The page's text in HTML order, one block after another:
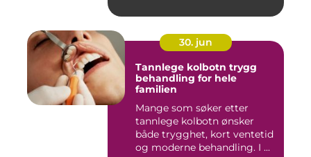
30. jun
Tannlege kolbotn trygg
behandling for hele
familien
Mange som søker etter
tannlege kolbotn ønsker
både trygghet, kort ventetid
og moderne behandling. I ...